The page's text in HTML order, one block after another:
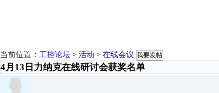
当前位置： 工控论坛 > 活动 > 在线会议 我要发帖
4月13日力纳克在线研讨会获奖名单